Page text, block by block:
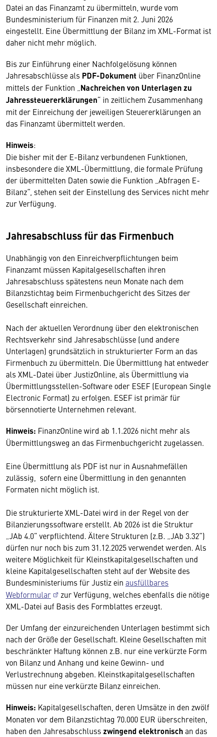
Datei an das Finanzamt zu übermitteln, wurde vom
Bundesministerium für Finanzen mit 2. Juni 2026
eingestellt. Eine Übermittlung der Bilanz im XML-Format ist
daher nicht mehr möglich.
Bis zur Einführung einer Nachfolgelösung können
Jahresabschlüsse als PDF-Dokument über FinanzOnline
mittels der Funktion „ Nachreichen von Unterlagen zu
Jahressteuererklärungen“ in zeitlichem Zusammenhang
mit der Einreichung der jeweiligen Steuererklärungen an
das Finanzamt übermittelt werden.
Hinweis:
Die bisher mit der E-Bilanz verbundenen Funktionen,
insbesondere die XML-Übermittlung, die formale Prüfung
der übermittelten Daten sowie die Funktion „Abfragen E-
Bilanz“, stehen seit der Einstellung des Services nicht mehr
zur Verfügung.
Jahresabschluss für das Firmenbuch
Unabhängig von den Einreichverpflichtungen beim
Finanzamt müssen Kapitalgesellschaften ihren
Jahresabschluss spätestens neun Monate nach dem
Bilanzstichtag beim Firmenbuchgericht des Sitzes der
Gesellschaft einreichen.
Nach der aktuellen Verordnung über den elektronischen
Rechtsverkehr sind Jahresabschlüsse (und andere
Unterlagen) grundsätzlich in strukturierter Form an das
Firmenbuch zu übermitteln. Die Übermittlung hat entweder
als XML-Datei über JustizOnline, als Übermittlung via
Übermittlungsstellen-Software oder ESEF (European Single
Electronic Format) zu erfolgen. ESEF ist primär für
börsennotierte Unternehmen relevant.
Hinweis: FinanzOnline wird ab 1.1.2026 nicht mehr als
Übermittlungsweg an das Firmenbuchgericht zugelassen.
Eine Übermittlung als PDF ist nur in Ausnahmefällen
zulässig, sofern eine Übermittlung in den genannten
Formaten nicht möglich ist.
Die strukturierte XML-Datei wird in der Regel von der
Bilanzierungssoftware erstellt. Ab 2026 ist die Struktur
„JAb 4.0“ verpflichtend. Ältere Strukturen (z.B. „JAb 3.32“)
dürfen nur noch bis zum 31.12.2025 verwendet werden. Als
weitere Möglichkeit für Kleinstkapitalgesellschaften und
kleine Kapitalgesellschaften steht auf der Website des
Bundesministeriums für Justiz ein ausfüllbares
Webformular
zur Verfügung, welches ebenfalls die nötige
XML-Datei auf Basis des Formblattes erzeugt.
Der Umfang der einzureichenden Unterlagen bestimmt sich
nach der Größe der Gesellschaft. Kleine Gesellschaften mit
beschränkter Haftung können z.B. nur eine verkürzte Form
von Bilanz und Anhang und keine Gewinn- und
Verlustrechnung abgeben. Kleinstkapitalgesellschaften
müssen nur eine verkürzte Bilanz einreichen.
Hinweis: Kapitalgesellschaften, deren Umsätze in den zwölf
Monaten vor dem Bilanzstichtag 70.000 EUR überschreiten,
haben den Jahresabschluss zwingend elektronisch an das